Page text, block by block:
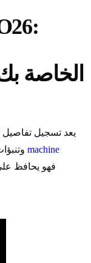
يعد تسجيل تفاصيل
machine